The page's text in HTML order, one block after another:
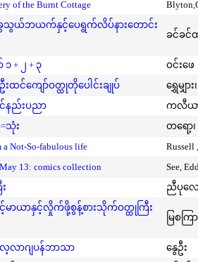
of the Burnt Cottage
ေသွယ်ဘယက်နှင့်ပေရွက်လိပ်နားတောင်း
ခင်ခင်
+ ၂ + ၃
ဝင်းဖေ
ထင်ကျော်ဝတ္ထုတိုပေါင်းချုပ်
ရွှေမျှား
နည်းပညာ
ကလီယာ
သုံး
တရော့၊
a Not-So-fabulous life
Russell
13: comics collection
See,
ညီပုလေ
မာယာနှင့်လှိုက်ဖို့စွန့်စားသိုက်ဝတ္ထုကြီး
မြစကြာ
ာဂျပန်ဘာသာ
နွေဦး